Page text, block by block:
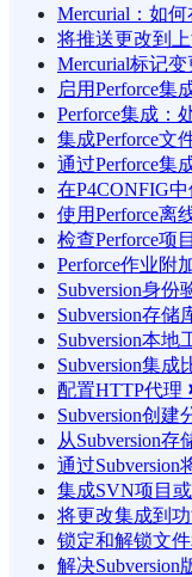
Mercurial：如
将推送更改到上
Mercurial标记
启用Perforce集
Perforce集成：
集成Perforce文
通过Perforce集
在P4CONFIG
使用Perforce离
检查Perforce项
Perforce作业附
Subversion身份
Subversion存储
Subversion本地
Subversion集
配置HTTP代理
Subversion创建
从Subversion
通过Subversion
集成SVN项目
将更改集成到
锁定和解锁文
解决Subversion